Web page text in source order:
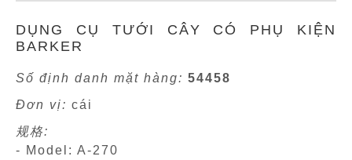
DỤNG CỤ TƯỚI CÂY CÓ PHỤ KIỆN
BARKER
Số định danh mặt hàng: 54458
Đơn vị: cái
规格:
- Model: A-270